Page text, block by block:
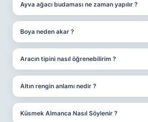
Ayva ağacı budaması ne zaman yapılır ?
Boya neden akar ?
Aracın tipini nasıl öğrenebilirim ?
Altın rengin anlamı nedir ?
Küsmek Almanca Nasıl Söylenir ?